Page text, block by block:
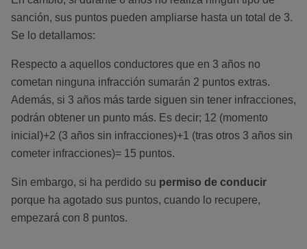
sanción, sus puntos pueden ampliarse hasta un total de 3.
Se lo detallamos:
Respecto a aquellos conductores que en 3 años no
cometan ninguna infracción sumarán 2 puntos extras.
Además, si 3 años más tarde siguen sin tener infracciones,
podrán obtener un punto más. Es decir; 12 (momento
inicial)+2 (3 años sin infracciones)+1 (tras otros 3 años sin
cometer infracciones)= 15 puntos.
Sin embargo, si ha perdido su permiso de conducir
porque ha agotado sus puntos, cuando lo recupere,
empezará con 8 puntos.